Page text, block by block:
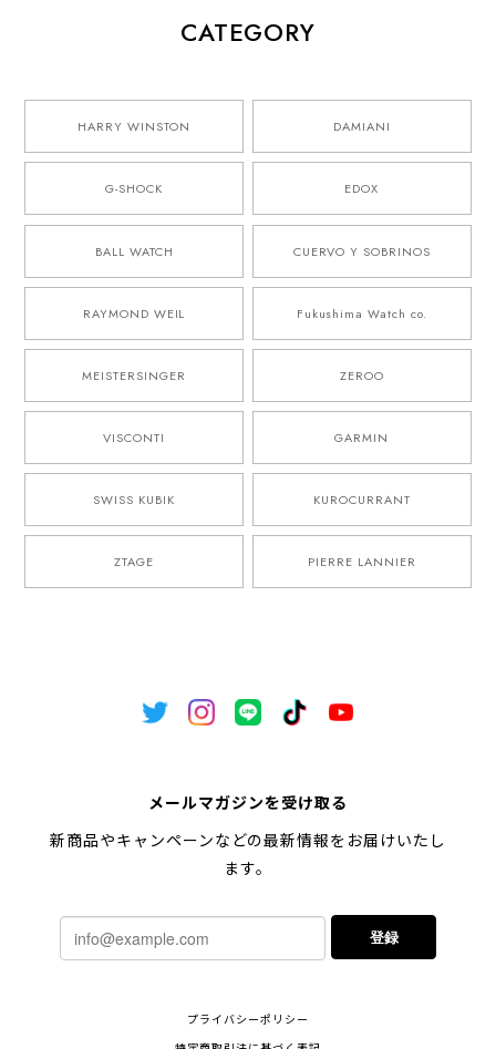
CATEGORY
HARRY WINSTON DAMIANI
G-SHOCK EDOX
BALL WATCH CUERVO Y SOBRINOS
RAYMOND WEIL Fukushima Watch co.
MEISTERSINGER ZEROO
VISCONTI GARMIN
SWISS KUBIK KUROCURRANT
ZTAGE PIERRE LANNIER
メールマガジンを受け取る
新商品やキャンペーンなどの最新情報をお届けいたし
ます。
登録
プライバシーポリシー